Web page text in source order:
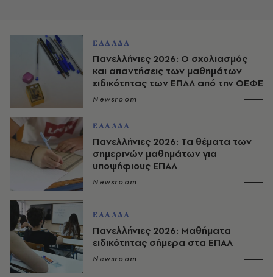
ΕΛΛΑΔΑ
Πανελλήνιες 2026: Ο σχολιασμός
και απαντήσεις των μαθημάτων
ειδικότητας των ΕΠΑΛ από την ΟΕΦΕ
Newsroom
ΕΛΛΑΔΑ
Πανελλήνιες 2026: Τα θέματα των
σημερινών μαθημάτων για
υποψήφιους ΕΠΑΛ
Newsroom
ΕΛΛΑΔΑ
Πανελλήνιες 2026: Μαθήματα
ειδικότητας σήμερα στα ΕΠΑΛ
Newsroom